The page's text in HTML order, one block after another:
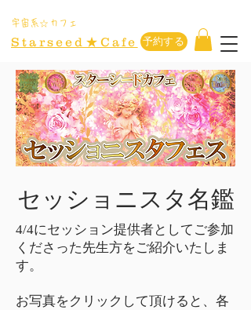
​宇宙系☆カフェ
Starseed★Cafe 予約する
​セッショニスタ名鑑
​4/4にセッション提供者としてご参加
くださった先生方をご紹介いたしま
す。
​お写真をクリックして頂けると、各